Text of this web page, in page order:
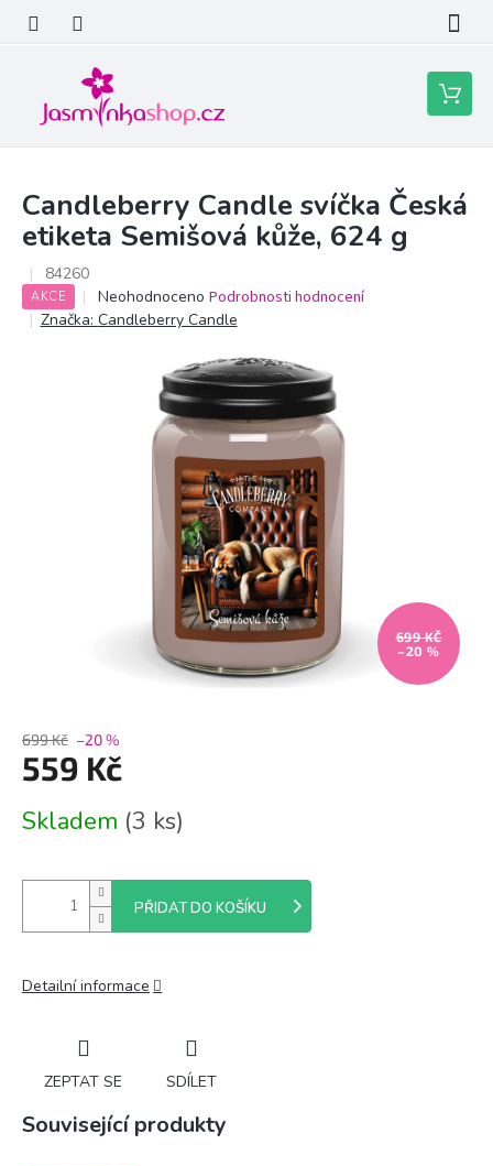
obsah
Nákupní
košík
Candleberry Candle svíčka Česká
etiketa Semišová kůže, 624 g
84260
AKCE
Průměrné
hodnocení
hvězdiček.
Neohodnoceno Podrobnosti hodnocení
Značka: Candleberry Candle
699 KČ
–20 %
699 Kč –20 %
559 Kč
cena:
Skladem (3 ks)
PŘIDAT DO KOŠÍKU
Detailní informace
ZEPTAT SE SDÍLET
Související produkty